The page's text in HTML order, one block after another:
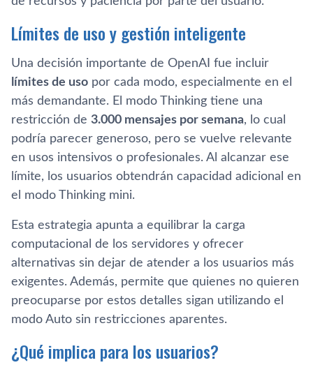
Límites de uso y gestión inteligente
Una decisión importante de OpenAI fue incluir
límites de uso por cada modo, especialmente en el
más demandante. El modo Thinking tiene una
restricción de 3.000 mensajes por semana, lo cual
podría parecer generoso, pero se vuelve relevante
en usos intensivos o profesionales. Al alcanzar ese
límite, los usuarios obtendrán capacidad adicional en
el modo Thinking mini.
Esta estrategia apunta a equilibrar la carga
computacional de los servidores y ofrecer
alternativas sin dejar de atender a los usuarios más
exigentes. Además, permite que quienes no quieren
preocuparse por estos detalles sigan utilizando el
modo Auto sin restricciones aparentes.
¿Qué implica para los usuarios?